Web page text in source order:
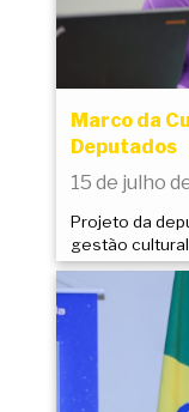
Marco da
Deputados
15 de julho
Projeto da
gestão